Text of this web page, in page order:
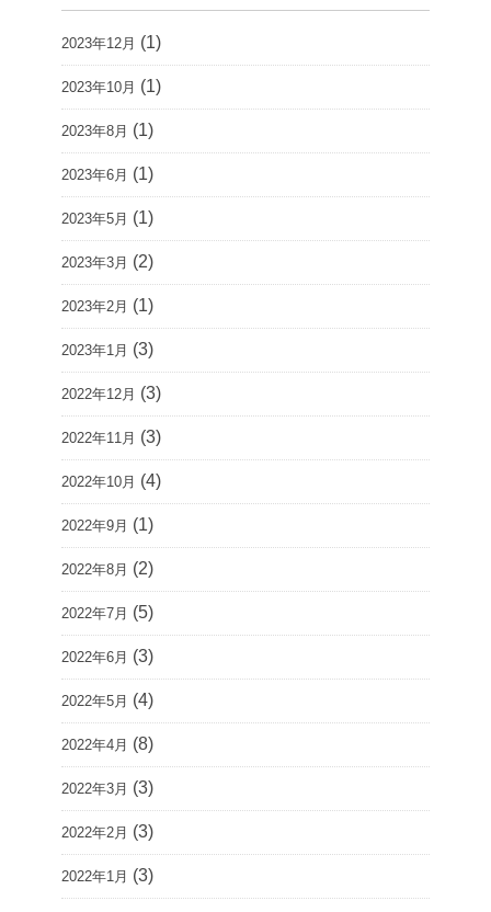
2023年12月 (1)
2023年10月 (1)
2023年8月 (1)
2023年6月 (1)
2023年5月 (1)
2023年3月 (2)
2023年2月 (1)
2023年1月 (3)
2022年12月 (3)
2022年11月 (3)
2022年10月 (4)
2022年9月 (1)
2022年8月 (2)
2022年7月 (5)
2022年6月 (3)
2022年5月 (4)
2022年4月 (8)
2022年3月 (3)
2022年2月 (3)
2022年1月 (3)